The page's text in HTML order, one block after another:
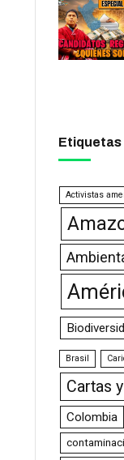
Etiquetas
Activistas
Brasil
Cartas
Colombia